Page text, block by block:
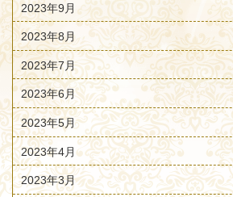
2023年9月
2023年8月
2023年7月
2023年6月
2023年5月
2023年4月
2023年3月